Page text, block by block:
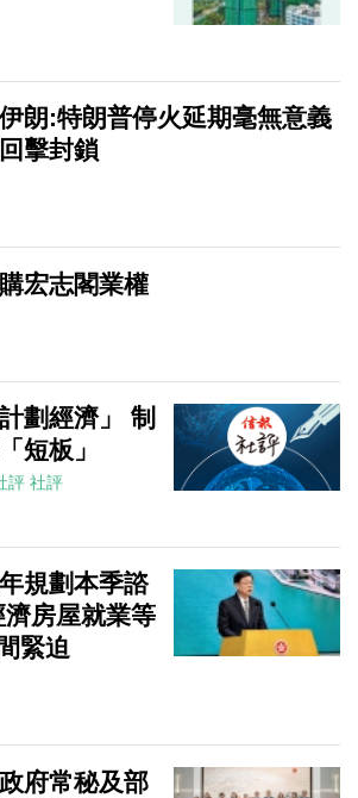
朗:特朗普停火延期毫無意義
擊封鎖
宏志閣業權
劃經濟」 制
短板」
評 社評
規劃本季諮
房屋就業等
緊迫
府常秘及部